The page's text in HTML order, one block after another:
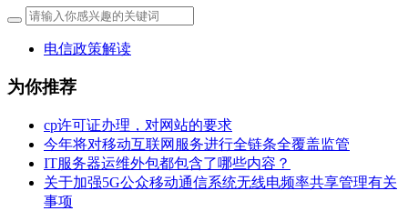
电信政策解读
为你推荐
cp许可证办理，对网站的要求
今年将对移动互联网服务进行全链条全覆盖监管
IT服务器运维外包都包含了哪些内容？
关于加强5G公众移动通信系统无线电频率共享管理有关
事项